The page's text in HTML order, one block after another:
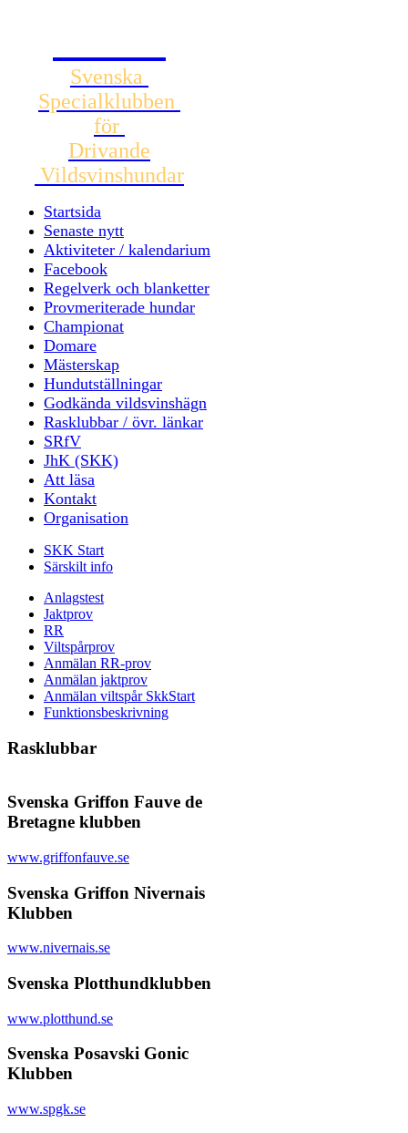
Svenska
Specialklubben
för
Drivande
Vildsvinshundar
Startsida
Senaste nytt
Aktiviteter / kalendarium
Facebook
Regelverk och blanketter
Provmeriterade hundar
Championat
Domare
Mästerskap
Hundutställningar
Godkända vildsvinshägn
Rasklubbar / övr. länkar
SRfV
JhK (SKK)
Att läsa
Kontakt
Organisation
SKK Start
Särskilt info
Anlagstest
Jaktprov
RR
Viltspårprov
Anmälan RR-prov
Anmälan jaktprov
Anmälan viltspår SkkStart
Funktionsbeskrivning
Rasklubbar
Svenska Griffon Fauve de
Bretagne klubben
www.griffonfauve.se
Svenska Griffon Nivernais
Klubben
www.nivernais.se
Svenska Plotthundklubben
www.plotthund.se
Svenska Posavski Gonic
Klubben
www.spgk.se